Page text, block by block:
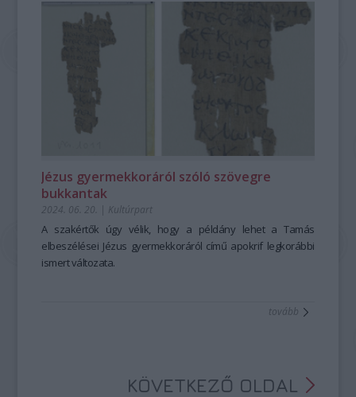
Jézus gyermekkoráról szóló szövegre
bukkantak
2024. 06. 20. | Kultúrpart
A szakértők úgy vélik, hogy a példány lehet a Tamás
elbeszélései Jézus gyermekkoráról című apokrif legkorábbi
ismert változata.
tovább
KÖVETKEZŐ OLDAL